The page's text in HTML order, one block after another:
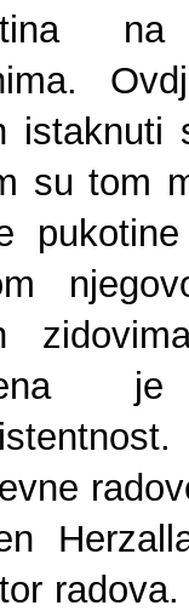
istaknuti
su tom